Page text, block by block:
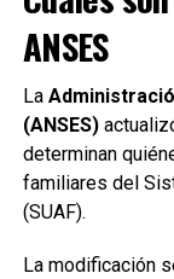
la violencia de
NO TE PIERDAS
Ganancias:
vivienda y venta
ANSES
La
(ANSES)
determinan
familiares del
(SUAF).
La modificación